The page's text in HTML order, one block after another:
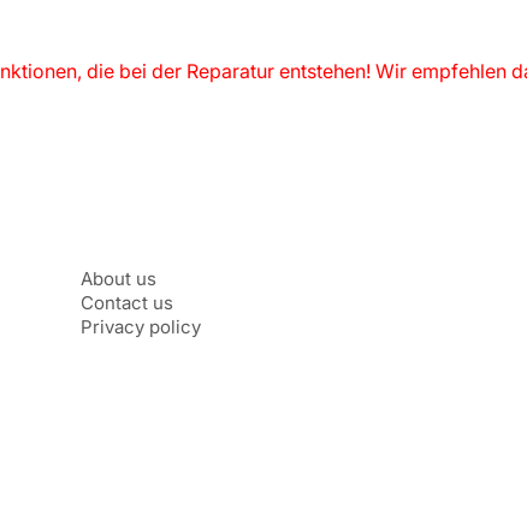
die bei der Reparatur entstehen! Wir empfehlen
About us
Contact us
Privacy policy